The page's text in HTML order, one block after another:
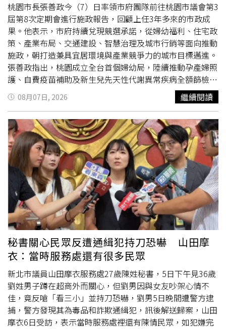
桃園市長張善政今（7）日率領市府團隊前往桃園市議會第3
屆第8次定期會進行施政報告，回顧上任3年多來的市政成
果。他表示，市府持續兌現競選承諾，從婦幼福利、住宅政
策、產業布局、交通建設、智慧治理及城市行銷等面向推動
施政，朝打造兼具宜居環境與產業競爭力的城市目標邁進。
張善政指出，桃園成立全台首個婦幼局，陸續推動孕產婦照
護、自費疫苗補助及新生兒先天性代謝異常疾病全額篩檢等
措施，截至今年6月底已有超過1445名新生兒受惠。此外，
市府首創公私協力托育模式，整體托育覆蓋率已由上任初期
的28％提升至55％，準公共托育簽約率達95.3％，居六都
最高。教育政策方面，桃園率先在六都全面推動國中小免費
營養午餐，並透過增加菜色及提升餐食品質改善供餐內容。
同時投入超過150億元辦理校舍新建與擴建工程，更新10萬
套老舊課桌椅，並宣布新學期起實施國中小教科書免費政
策。住宅政策方面，張善政表示，桃園率先推動可負擔住宅
制度，自治條例已送中央審議，目前已有民間業者響應捐建
230戶。社會住宅推動至今已有14處、4374戶完工，預計明
年9月累計開工及完工戶數將突破1萬戶，並朝119年完成1
萬戶社宅目標邁進。在產業發展方面，張善政指出，龍潭科
學園區三期規劃已完成，今年5月通過國科會審查，近期將
送行政院核定；航空城I基地也將啟動建設，總投資金額約
520億元，預估可創造1萬2千個就業機會。此外，觀音AI算
力產業專區持續推進，截至今年7月底，投資服務中心協助
案件累計投資金額已超過1862億元。交通建設方面，捷運
綠線持續朝年底北段7站提前通車目標推進，綠線延伸中
壢、三鶯線延伸八德及棕線等重大建設同步規劃。公共運輸
方面，新桃園幹線公車已新增7條路線，「桃小巴」預計年
08月07日, 2026 繼續閱讀
秘書關心民眾反遭通緝犯持刀恐嚇 山田摩
衣：當時服務處還有很多民眾
新北市議員山田摩衣服務處27歲陳姓秘書，5日下午見36歲
劉姓男子蹲在超商外而關心，但劉男因與女友吵架心情不
佳，竟反嗆「看三小」並持刀恐嚇，劉男5日晚間遭警方逮
捕，警方發現其為毒品和詐欺通緝犯，訊後解送歸案，山田
摩衣6日受訪，表示當時服務處裡還有陳情民眾，如犯嫌完